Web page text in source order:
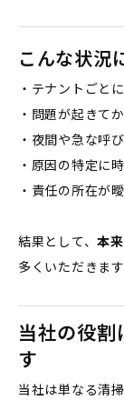
こんな状況
・テナントごと
・問題が起きて
・夜間や急な呼
・原因の特定に
・責任の所在が
結果として、本
多くいただきます
当社の役
す
当社は単なる清